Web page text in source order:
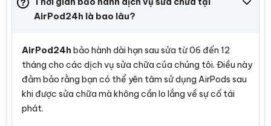
AirPod24h là bao lâu?
AirPod24h bảo hành dài hạn sau sửa từ 06 đến 12
tháng cho các dịch vụ sửa chữa của chúng tôi. Điều này
đảm bảo rằng bạn có thể yên tâm sử dụng AirPods sau
khi được sửa chữa mà không cần lo lắng về sự cố tái
phát.